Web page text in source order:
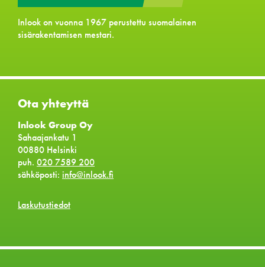
Inlook on vuonna 1967 perustettu suomalainen
sisärakentamisen mestari.
Ota yhteyttä
Inlook Group Oy
Sahaajankatu 1
00880 Helsinki
puh. 020 7589 200
sähköposti: info@inlook.fi
Laskutustiedot